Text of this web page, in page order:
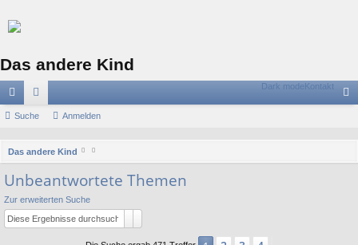
Das andere Kind
ch
llz
ug
riff
or
Dark modeKontakt
el
Suche Anmelden
Das andere Kind
Unbeantwortete Themen
Zur erweiterten Suche